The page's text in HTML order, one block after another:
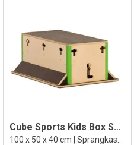
Cube Sports Kids Box Small